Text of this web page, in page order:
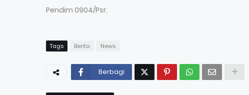
Pendim 0904/Psr.
Tags Berita News
Berbagi